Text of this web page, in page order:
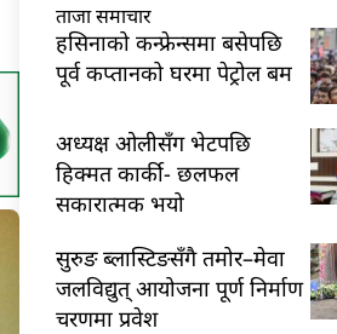
ताजा समाचार
हसिनाको कन्फ्रेन्समा बसेपछि
पूर्व कप्तानको घरमा पेट्रोल बम
अध्यक्ष ओलीसँग भेटपछि
हिक्मत कार्की- छलफल
सकारात्मक भयो
सुरुङ ब्लास्टिङसँगै तमोर–मेवा
जलविद्युत् आयोजना पूर्ण निर्माण
चरणमा प्रवेश